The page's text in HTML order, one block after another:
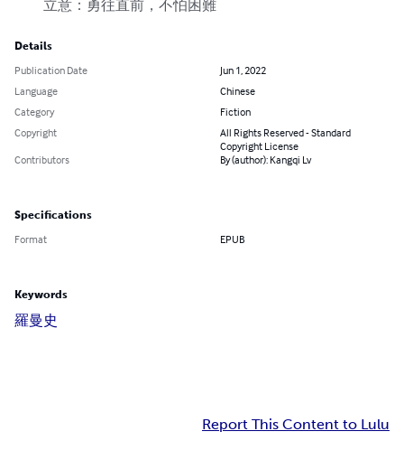
立意：勇往直前，不怕困難
Details
Publication Date
Jun 1, 2022
Language
Chinese
Category
Fiction
Copyright
All Rights Reserved - Standard
Copyright License
Contributors
By (author): Kangqi Lv
Specifications
Format EPUB
Keywords
羅曼史
Report This Content to Lulu